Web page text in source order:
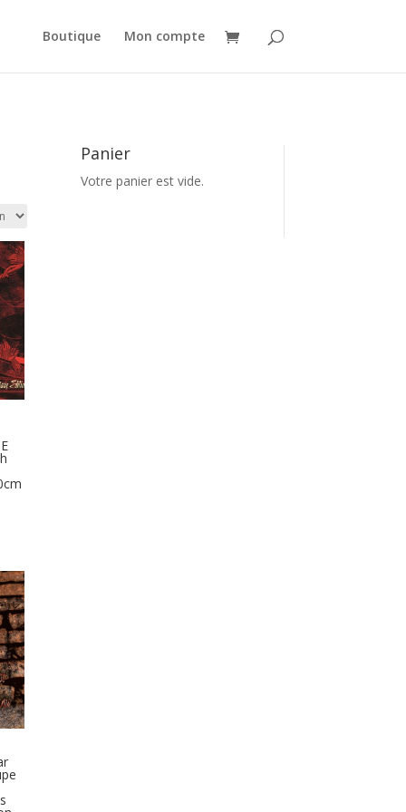
Boutique Mon compte
Panier
Votre panier est vide.